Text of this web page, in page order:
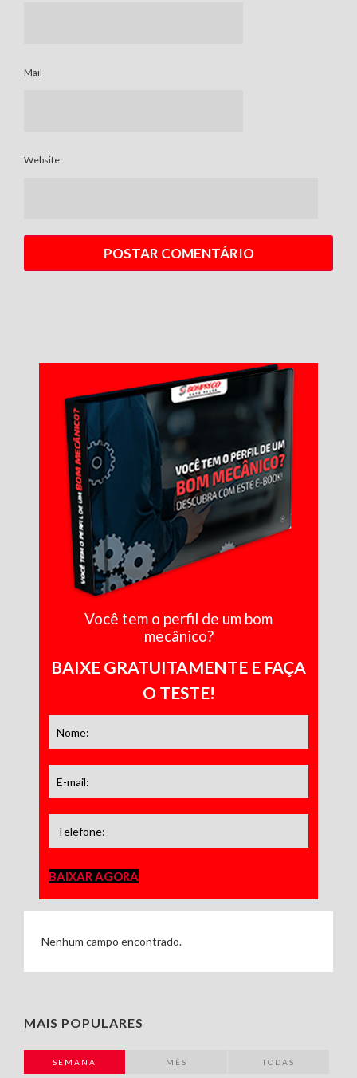
Mail
Website
Você tem o perfil de um bom
mecânico?
BAIXE GRATUITAMENTE E FAÇA
O TESTE!
BAIXAR AGORA
Nenhum campo encontrado.
MAIS POPULARES
SEMANA MÊS TODAS